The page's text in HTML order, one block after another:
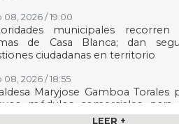
08, 2026 / 19:00
municipales
de Casa Blanca; dan
ciudadanas en territorio
08, 2026 / 18:55
Maryjose Gamboa Torales
módulos comerciales para
de las playas e impulsar la
LEER +